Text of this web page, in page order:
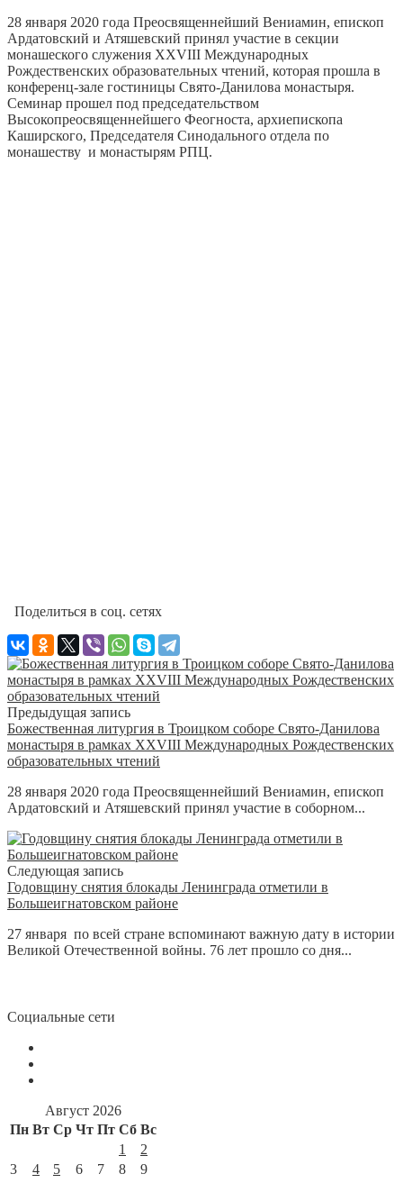
28 января 2020 года Преосвященнейший Вениамин, епископ
Ардатовский и Атяшевский принял участие в секции
монашеского служения XXVIII Международных
Рождественских образовательных чтений, которая прошла в
конференц-зале гостиницы Свято-Данилова монастыря.
Семинар прошел под председательством
Высокопреосвященнейшего Феогноста, архиепископа
Каширского, Председателя Синодального отдела по
монашеству и монастырям РПЦ.
Поделиться в соц. сетях
Предыдущая запись
Божественная литургия в Троицком соборе Свято-Данилова
монастыря в рамках XXVIII Международных Рождественских
образовательных чтений
28 января 2020 года Преосвященнейший Вениамин, епископ
Ардатовский и Атяшевский принял участие в соборном...
Следующая запись
Годовщину снятия блокады Ленинграда отметили в
Большеигнатовском районе
27 января по всей стране вспоминают важную дату в истории
Великой Отечественной войны. 76 лет прошло со дня...
Социальные сети
Август 2026
Пн Вт Ср Чт Пт Сб Вс
1
2
3
4 5 6 7 8
9